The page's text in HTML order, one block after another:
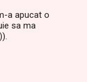
a apucat o
sa ma